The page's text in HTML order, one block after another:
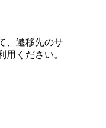
、遷移先のサ
用ください。